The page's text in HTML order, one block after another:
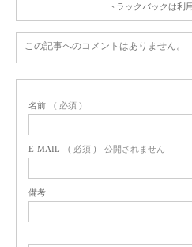
トラックバックは利
この記事へのコメントはありません。
名前 ( 必須 )
E-MAIL ( 必須 ) - 公開されません -
備考